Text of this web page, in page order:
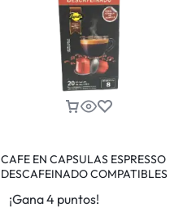
CAFE EN CAPSULAS ESPRESSO
DESCAFEINADO COMPATIBLES
20U 108G
¡Gana 4 puntos!